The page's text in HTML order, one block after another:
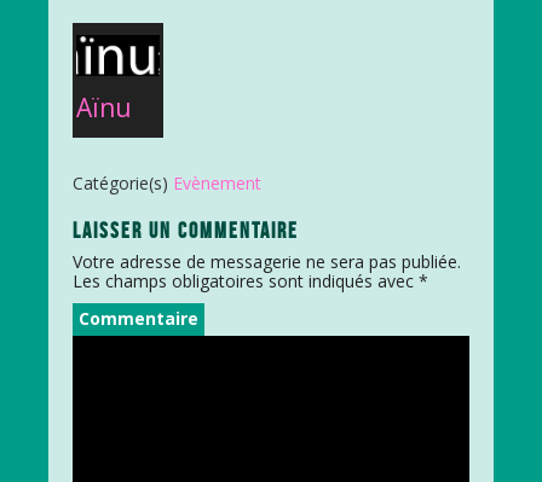
Aïnu
Catégorie(s) Evènement
LAISSER UN COMMENTAIRE
Votre adresse de messagerie ne sera pas publiée.
Les champs obligatoires sont indiqués avec *
Commentaire